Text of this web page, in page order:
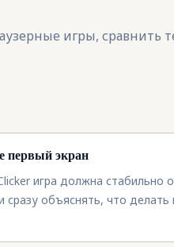
игры, сравнить
первый экран
игра должна стабильно
сразу объяснять, что делать